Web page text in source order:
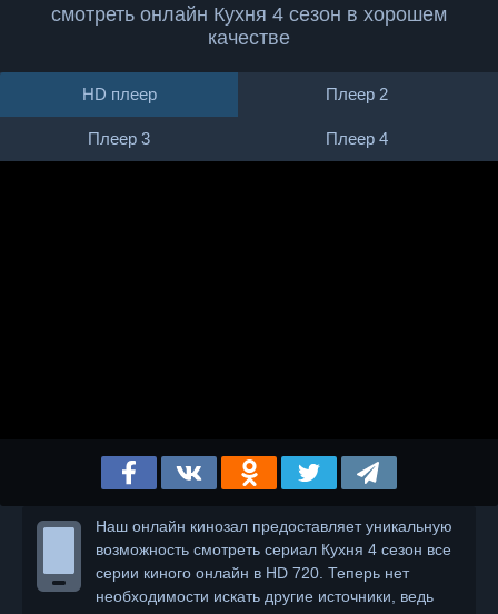
смотреть онлайн Кухня 4 сезон в хорошем
качестве
HD плеер Плеер 2
Плеер 3 Плеер 4
Наш онлайн кинозал предоставляет уникальную
возможность смотреть сериал Кухня 4 сезон все
серии киного онлайн в HD 720. Теперь нет
необходимости искать другие источники, ведь